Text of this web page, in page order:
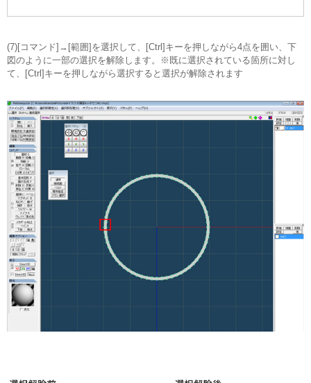
(7)[コマンド]→[範囲]を選択して、[Ctrl]キーを押しながら4点を囲い、下
図のように一部の選択を解除します。※既に選択されている箇所に対し
て、[Ctrl]キーを押しながら選択すると選択が解除されます